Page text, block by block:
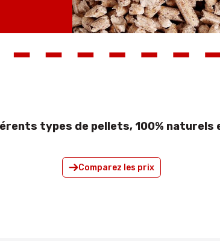
types de pellets, 100% naturels
Comparez les prix